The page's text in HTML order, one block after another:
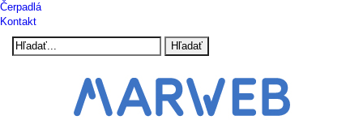
Čerpadlá
Kontakt
Hľadať